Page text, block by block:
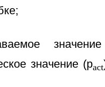
значение (pact